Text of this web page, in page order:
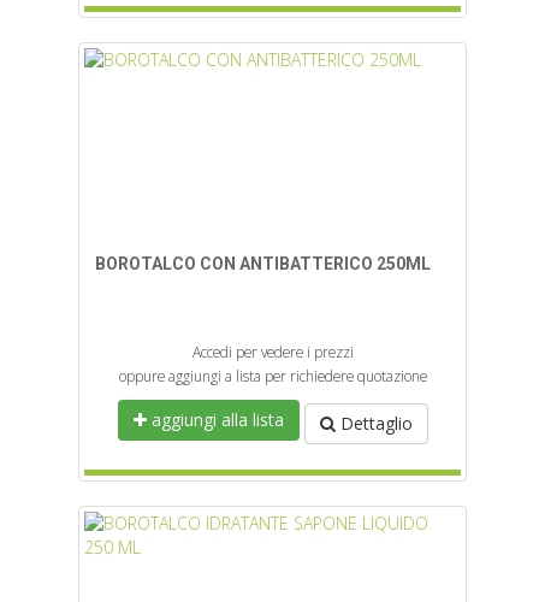
BOROTALCO CON ANTIBATTERICO 250ML
Accedi per vedere i prezzi
oppure aggiungi a lista per richiedere quotazione
aggiungi alla lista Dettaglio